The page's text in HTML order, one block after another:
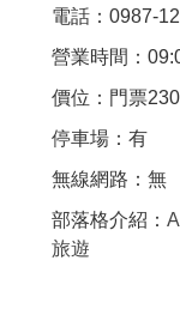
電話：0987-
營業時間：
價位：門票
停車場：有
無線網路：無
部落格介紹：
旅遊